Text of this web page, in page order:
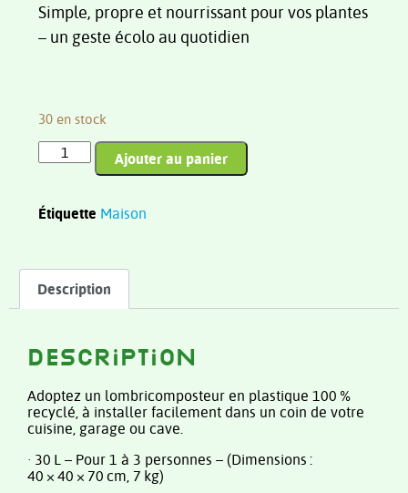
Simple, propre et nourrissant pour vos plantes
– un geste écolo au quotidien
30 en stock
Ajouter au panier
Étiquette Maison
Description
Description
Adoptez un lombricomposteur en plastique 100 %
recyclé, à installer facilement dans un coin de votre
cuisine, garage ou cave.
· 30 L – Pour 1 à 3 personnes – (Dimensions :
40 × 40 × 70 cm, 7 kg)